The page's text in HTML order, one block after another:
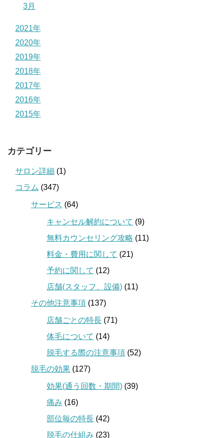
3月
2021年
2020年
2019年
2018年
2017年
2016年
2015年
カテゴリー
サロン詳細 (1)
コラム (347)
サービス (64)
キャンセル解約について (9)
無料カウンセリング攻略 (11)
料金・費用に関して (21)
予約に関して (12)
店舗(スタッフ、設備) (11)
その他注意事項 (137)
店舗ごとの特長 (71)
体毛について (14)
脱毛する際の注意事項 (52)
脱毛の効果 (127)
効果(通う回数・期間) (39)
痛み (16)
部位毎の特長 (42)
脱毛の仕組み (23)